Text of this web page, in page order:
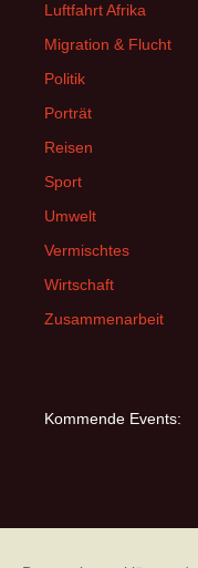
Luftfahrt Afrika
Migration & Flucht
Politik
Porträt
Reisen
Sport
Umwelt
Vermischtes
Wirtschaft
Zusammenarbeit
Kommende Events: